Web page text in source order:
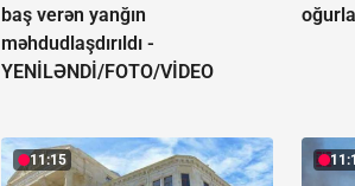
baş verən yanğın
məhdudlaşdırıldı -
YENİLƏNDİ/FOTO/VİDEO
11:15